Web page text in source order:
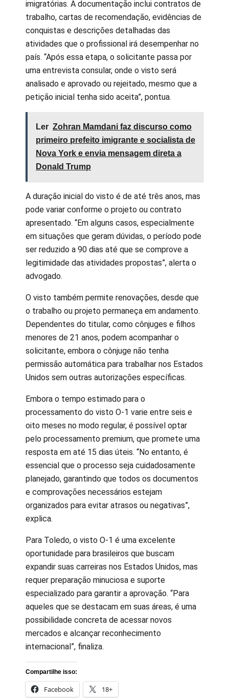
imigratórias. A documentação inclui contratos de
trabalho, cartas de recomendação, evidências de
conquistas e descrições detalhadas das
atividades que o profissional irá desempenhar no
país. “Após essa etapa, o solicitante passa por
uma entrevista consular, onde o visto será
analisado e aprovado ou rejeitado, mesmo que a
petição inicial tenha sido aceita”, pontua.
Ler Zohran Mamdani faz discurso como
primeiro prefeito imigrante e socialista de
Nova York e envia mensagem direta a
Donald Trump
A duração inicial do visto é de até três anos, mas
pode variar conforme o projeto ou contrato
apresentado. “Em alguns casos, especialmente
em situações que geram dúvidas, o período pode
ser reduzido a 90 dias até que se comprove a
legitimidade das atividades propostas”, alerta o
advogado.
O visto também permite renovações, desde que
o trabalho ou projeto permaneça em andamento.
Dependentes do titular, como cônjuges e filhos
menores de 21 anos, podem acompanhar o
solicitante, embora o cônjuge não tenha
permissão automática para trabalhar nos Estados
Unidos sem outras autorizações específicas.
Embora o tempo estimado para o
processamento do visto O-1 varie entre seis e
oito meses no modo regular, é possível optar
pelo processamento premium, que promete uma
resposta em até 15 dias úteis. “No entanto, é
essencial que o processo seja cuidadosamente
planejado, garantindo que todos os documentos
e comprovações necessários estejam
organizados para evitar atrasos ou negativas”,
explica.
Para Toledo, o visto O-1 é uma excelente
oportunidade para brasileiros que buscam
expandir suas carreiras nos Estados Unidos, mas
requer preparação minuciosa e suporte
especializado para garantir a aprovação. “Para
aqueles que se destacam em suas áreas, é uma
possibilidade concreta de acessar novos
mercados e alcançar reconhecimento
internacional”, finaliza.
Compartilhe isso:
Facebook 18+